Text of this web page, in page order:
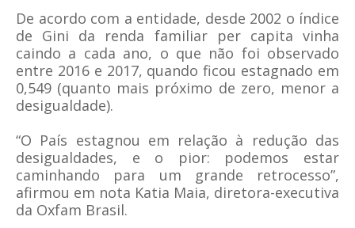
De acordo com a entidade, desde 2002 o índice
de Gini da renda familiar per capita vinha
caindo a cada ano, o que não foi observado
entre 2016 e 2017, quando ficou estagnado em
0,549 (quanto mais próximo de zero, menor a
desigualdade).
“O País estagnou em relação à redução das
desigualdades, e o pior: podemos estar
caminhando para um grande retrocesso”,
afirmou em nota Katia Maia, diretora-executiva
da Oxfam Brasil.